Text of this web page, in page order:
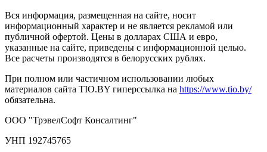
Вся информация, размещенная на сайте, носит
информационный характер и не является рекламой или
публичной офертой. Цены в долларах США и евро,
указанные на сайте, приведены с информационной целью.
Все расчеты производятся в белорусских рублях.
При полном или частичном использовании любых
материалов сайта TIO.BY гиперссылка на https://www.tio.by/
обязательна.
ООО "ТрэвелСофт Консалтинг"
УНП 192745765